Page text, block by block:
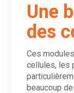
Une
des
Ces
cellules, les
beaucoup